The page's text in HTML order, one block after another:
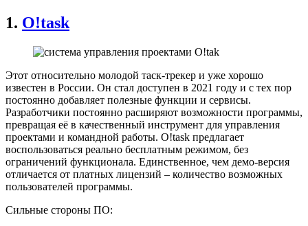
1. O!task
Этот относительно молодой таск-трекер и уже хорошо
известен в России. Он стал доступен в 2021 году и с тех пор
постоянно добавляет полезные функции и сервисы.
Разработчики постоянно расширяют возможности программы,
превращая её в качественный инструмент для управления
проектами и командной работы. O!task предлагает
воспользоваться реально бесплатным режимом, без
ограничений функционала. Единственное, чем демо-версия
отличается от платных лицензий – количество возможных
пользователей программы.
Сильные стороны ПО: